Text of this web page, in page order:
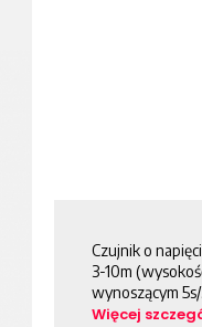
Czujnik o
3-10m
wynoszącym
Więcej